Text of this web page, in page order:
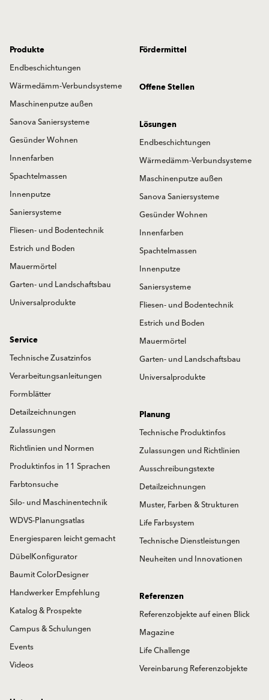
Produkte
Endbeschichtungen
Wärmedämm-Verbundsysteme
Maschinenputze außen
Sanova Saniersysteme
Gesünder Wohnen
Innenfarben
Spachtelmassen
Innenputze
Saniersysteme
Fliesen- und Bodentechnik
Estrich und Boden
Mauermörtel
Garten- und Landschaftsbau
Universalprodukte
Fördermittel
Offene Stellen
Lösungen
Endbeschichtungen
Wärmedämm-Verbundsysteme
Maschinenputze außen
Sanova Saniersysteme
Gesünder Wohnen
Innenfarben
Spachtelmassen
Innenputze
Saniersysteme
Fliesen- und Bodentechnik
Estrich und Boden
Mauermörtel
Garten- und Landschaftsbau
Universalprodukte
Service
Technische Zusatzinfos
Verarbeitungsanleitungen
Formblätter
Detailzeichnungen
Zulassungen
Richtlinien und Normen
Produktinfos in 11 Sprachen
Farbtonsuche
Silo- und Maschinentechnik
WDVS-Planungsatlas
Energiesparen leicht gemacht
DübelKonfigurator
Baumit ColorDesigner
Handwerker Empfehlung
Katalog & Prospekte
Campus & Schulungen
Events
Videos
Planung
Technische Produktinfos
Zulassungen und Richtlinien
Ausschreibungstexte
Detailzeichnungen
Muster, Farben & Strukturen
Life Farbsystem
Technische Dienstleistungen
Neuheiten und Innovationen
Referenzen
Referenzobjekte auf einen Blick
Magazine
Life Challenge
Vereinbarung Referenzobjekte